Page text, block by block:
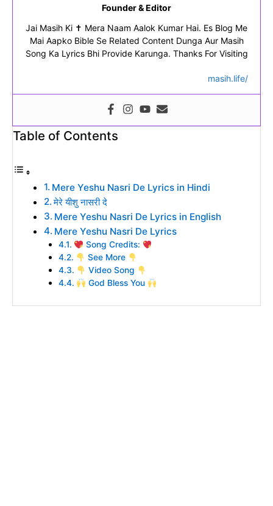
Founder & Editor
Jai Masih Ki ✝ Mera Naam Aalok Kumar Hai. Es Blog Me
Mai Aapko Bible Se Related Content Dunga Aur Masih
Song Ka Lyrics Bhi Provide Karunga. Thanks For Visiting
masih.life/
Table of Contents
Mere Yeshu Nasri De Lyrics in Hindi
मेरे यीशु नासरी दे
Mere Yeshu Nasri De Lyrics in English
Mere Yeshu Nasri De Lyrics
Song Credits:
See More
Video Song
God Bless You